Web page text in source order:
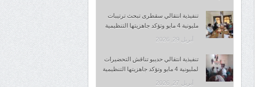
تنفيذية انتقالي سقطرى تبحث ترتيبات
مليونية 4 مايو وتؤكد جاهزيتها التنظيمية
أبريل 29, 2026
تنفيذية انتقالي حديبو تناقش التحضيرات
لمليونية 4 مايو وتؤكد جاهزيتها التنظيمية
أبريل 27, 2026